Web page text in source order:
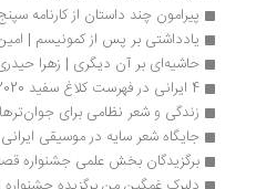
پیرامون چند داستان از کارنامه
یادداشتی بر پس از کمونیسم |
حاشیه‌ای بر آن دیگری | زهرا
4 ایرانی در فهرست کلاغ سفید 2020
زندگی و شعر نظامی برای جوان‌ترها
جایگاه شعر سایه در موسیقی ایرانی
برگزیدگان بخش علمی جشنواره